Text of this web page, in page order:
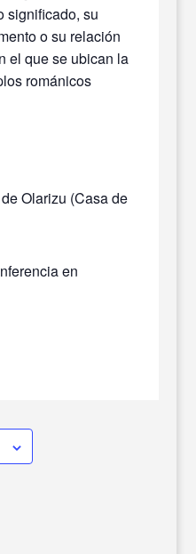
significado, su
o su relación
el que se ubican la
románicos
Olarizu (Casa de
en